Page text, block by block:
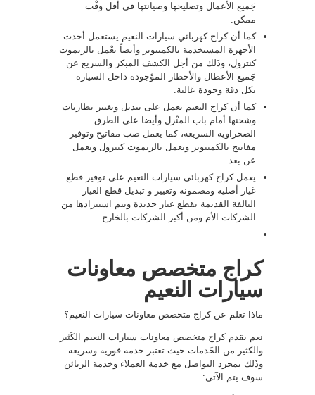
جَميع الأعمال وتصليحها وصيانتها في أقل وقْت
ممكن.
كما أن كراج كهربائي سيارات النعيم يستعمل أحدث
الأجهزة المستخدمة بالكمبيوتر وأيضاً تعْمل بالريموت
كنترول، وذَلك من أجل الكشف المبكر والسريع عن
جَميع الأعطال والأخطار الموْجودة داخل السيارة
بكل دقة وجودة عَالية.
كما أن كراج النعيم يعمل على تبديل وتغيير بطاريات
وشحنها أمام باب المنْزل وأيضا على الطرق
الصحراوية السريعة، كما يعمل صب مفاتيح وتوفير
مفاتيح بالكمبيوتر وتعمل بالريموت كنترول وتعمل
عن بعد.
يعمل كراج كهربائي سيارات النعيم على توفير قطع
غيار أصلية ومضمونة وتغيير و تبديل قطع الغيار
التالفة القديمة بقطع غيار جديدة ويتم استيرادها من
الشركات الأم ومن أكبر الشركات بالخارج.
كراج متخصص معاونات
سيارات النعيم
ماذا تعلم عن كراج متخصص معاونات سيارات النعيم؟
نعم يقدم كراج متخصص معاونات سيارات النعيم الكَثير
والكثير من الخَدمات حيث تعتبر خدمة فورية وسريعة
وذَلك بمجرد التواصل مع خدمة العملاء وخدمة الزبائن
سوف يتم الآتي: